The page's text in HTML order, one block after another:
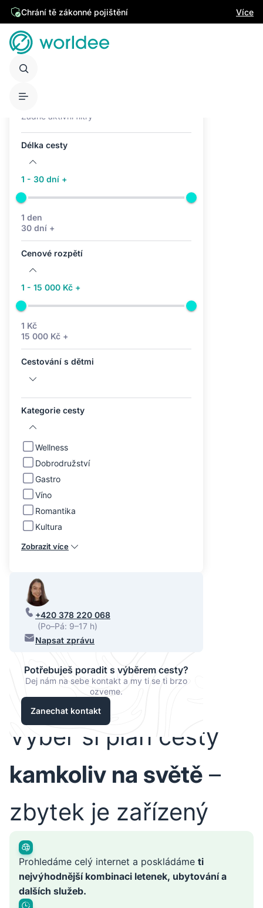
Chrání tě zákonné pojištění Více
Žádné aktivní filtry
Délka cesty
1 - 30 dní +
1 den
30 dní +
Cenové rozpětí
1 - 15 000 Kč +
1 Kč
15 000 Kč +
Cestování s dětmi
Kategorie cesty
Wellness
Dobrodružství
Gastro
Víno
Romantika
Kultura
Zobrazit více
+420 378 220 068
(Po–Pá: 9–17 h)
Napsat zprávu
Potřebuješ poradit s výběrem cesty?
Dej nám na sebe kontakt a my ti se ti brzo
ozveme.
Zanechat kontakt
Vyber si plán cesty
kamkoliv na světě –
zbytek je zařízený
Prohledáme celý internet a poskládáme ti
nejvýhodnější kombinaci letenek, ubytování a
dalších služeb.